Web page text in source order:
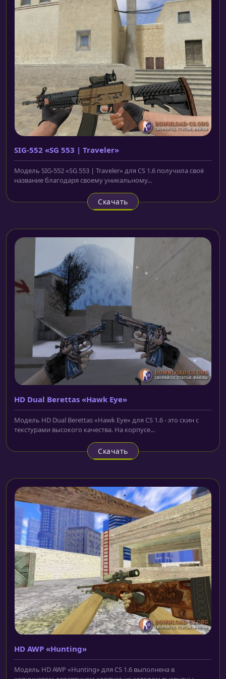
SIG-552 «SG 553 | Traveler»
Модель SIG-552 «SG 553 | Traveler» для CS 1.6 получила своё
название благодаря своему уникальному...
Скачать
HD Dual Berettas «Hawk Eye»
Модель HD Dual Berettas «Hawk Eye» для CS 1.6 - это скин с
текстурами высокого качества. На корпусе...
Скачать
HD AWP «Hunting»
Модель HD AWP «Hunting» для CS 1.6 выполнена в